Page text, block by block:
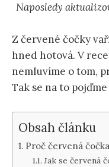
Naposledy
Z červené čočky
hned hotová. V
nemluvíme o tom,
Tak se na to
Obsah článku
Proč červená
Jak se červená